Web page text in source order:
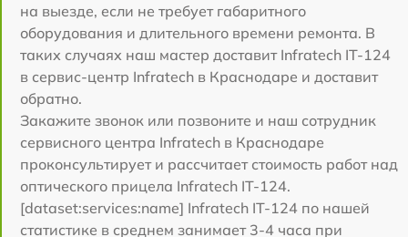
на выезде, если не требует габаритного
оборудования и длительного времени ремонта. В
таких случаях наш мастер доставит Infratech IT-124
в сервис-центр Infratech в Краснодаре и доставит
обратно.
Закажите звонок или позвоните и наш сотрудник
сервисного центра Infratech в Краснодаре
проконсультирует и рассчитает стоимость работ над
оптического прицела Infratech IT-124.
[dataset:services:name] Infratech IT-124 по нашей
статистике в среднем занимает 3-4 часа при